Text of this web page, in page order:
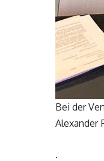
Bei der
Alexander
.